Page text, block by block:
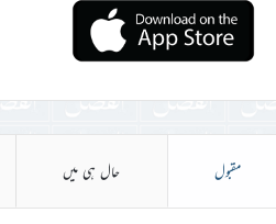
مقبول حال ہی میں